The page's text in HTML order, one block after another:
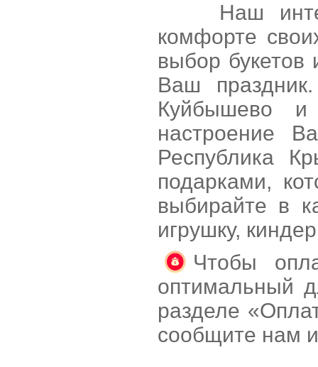
Наш
комфорте
выбор букетов
Ваш
Куйбышево и
настроение
Республика
подарками,
выбирайте в
игрушку,
Чтобы
оптимальный
разделе
сообщите нам